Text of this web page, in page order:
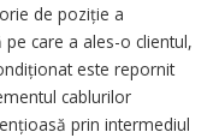
de poziție a
care a ales-o clientul,
este repornit
cablurilor
prin intermediul